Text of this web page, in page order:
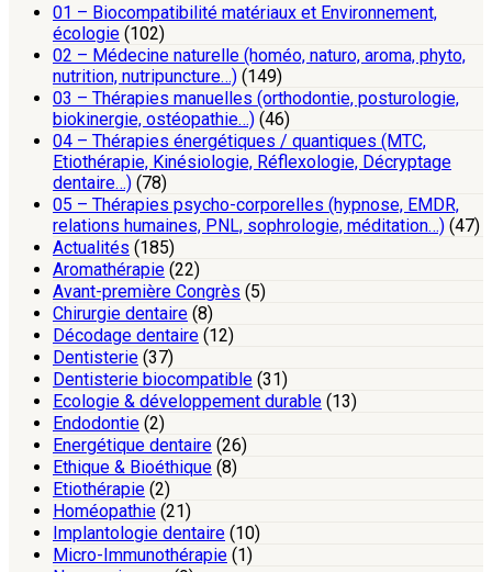
01 – Biocompatibilité matériaux et Environnement,
écologie (102)
02 – Médecine naturelle (homéo, naturo, aroma, phyto,
nutrition, nutripuncture…) (149)
03 – Thérapies manuelles (orthodontie, posturologie,
biokinergie, ostéopathie…) (46)
04 – Thérapies énergétiques / quantiques (MTC,
Etiothérapie, Kinésiologie, Réflexologie, Décryptage
dentaire…) (78)
05 – Thérapies psycho-corporelles (hypnose, EMDR,
relations humaines, PNL, sophrologie, méditation…) (47)
Actualités (185)
Aromathérapie (22)
Avant-première Congrès (5)
Chirurgie dentaire (8)
Décodage dentaire (12)
Dentisterie (37)
Dentisterie biocompatible (31)
Ecologie & développement durable (13)
Endodontie (2)
Energétique dentaire (26)
Ethique & Bioéthique (8)
Etiothérapie (2)
Homéopathie (21)
Implantologie dentaire (10)
Micro-Immunothérapie (1)